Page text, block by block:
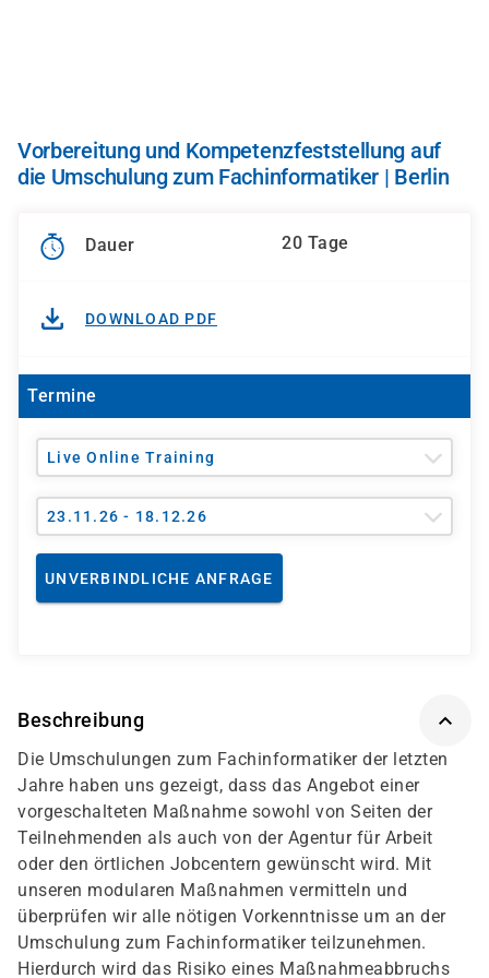
Vorbereitung und Kompetenzfeststellung auf
die Umschulung zum Fachinformatiker | Berlin
Dauer 20 Tage
DOWNLOAD PDF
Termine
Live Online Training
23.11.26 - 18.12.26
UNVERBINDLICHE ANFRAGE
Beschreibung
Die Umschulungen zum Fachinformatiker der letzten
Jahre haben uns gezeigt, dass das Angebot einer
vorgeschalteten Maßnahme sowohl von Seiten der
Teilnehmenden als auch von der Agentur für Arbeit
oder den örtlichen Jobcentern gewünscht wird. Mit
unseren modularen Maßnahmen vermitteln und
überprüfen wir alle nötigen Vorkenntnisse um an der
Umschulung zum Fachinformatiker teilzunehmen.
Hierdurch wird das Risiko eines Maßnahmeabbruchs